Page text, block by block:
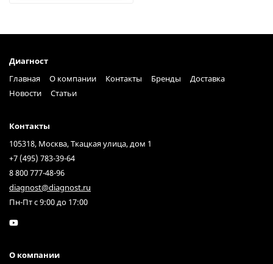
Диагност
Главная
О компании Контакты Бренды
Доставка
Новости
Статьи
Контакты
105318, Москва, Ткацкая улица, дом 1
+7 (495) 783-39-64
8 800 777-48-96
diagnost@diagnost.ru
Пн-Пт с 9:00 до 17:00
О компании